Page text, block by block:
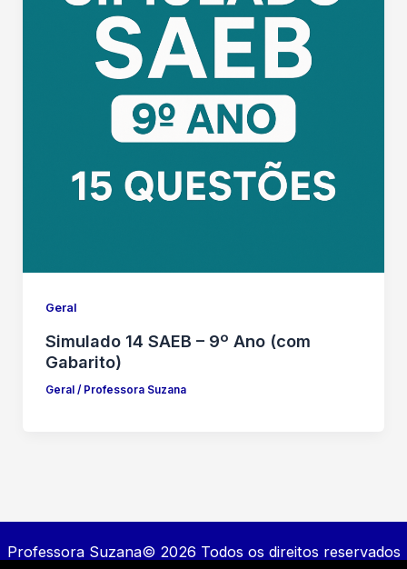
Geral
Simulado 14 SAEB – 9º Ano (com
Gabarito)
Geral / Professora Suzana
Professora Suzana© 2026 Todos os direitos reservados